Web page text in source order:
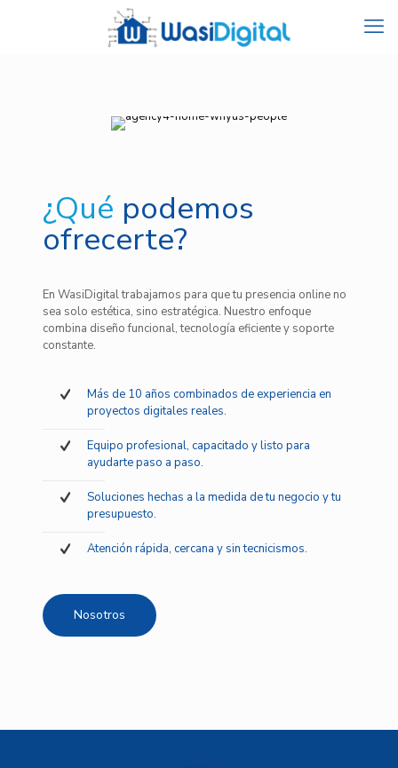
¿Qué podemos
ofrecerte?
En WasiDigital trabajamos para que tu presencia online no
sea solo estética, sino estratégica. Nuestro enfoque
combina diseño funcional, tecnología eficiente y soporte
constante.
Más de 10 años combinados de experiencia en
proyectos digitales reales.
Equipo profesional, capacitado y listo para
ayudarte paso a paso.
Soluciones hechas a la medida de tu negocio y tu
presupuesto.
Atención rápida, cercana y sin tecnicismos.
Nosotros